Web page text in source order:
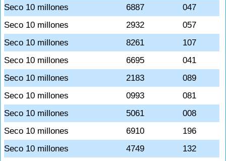
Seco 10 millones
6887
047
Seco 10 millones
2932
057
Seco 10 millones
8261
107
Seco 10 millones
6695
041
Seco 10 millones
2183
089
Seco 10 millones
0993
081
Seco 10 millones
5061
008
Seco 10 millones
6910
196
Seco 10 millones
4749
132